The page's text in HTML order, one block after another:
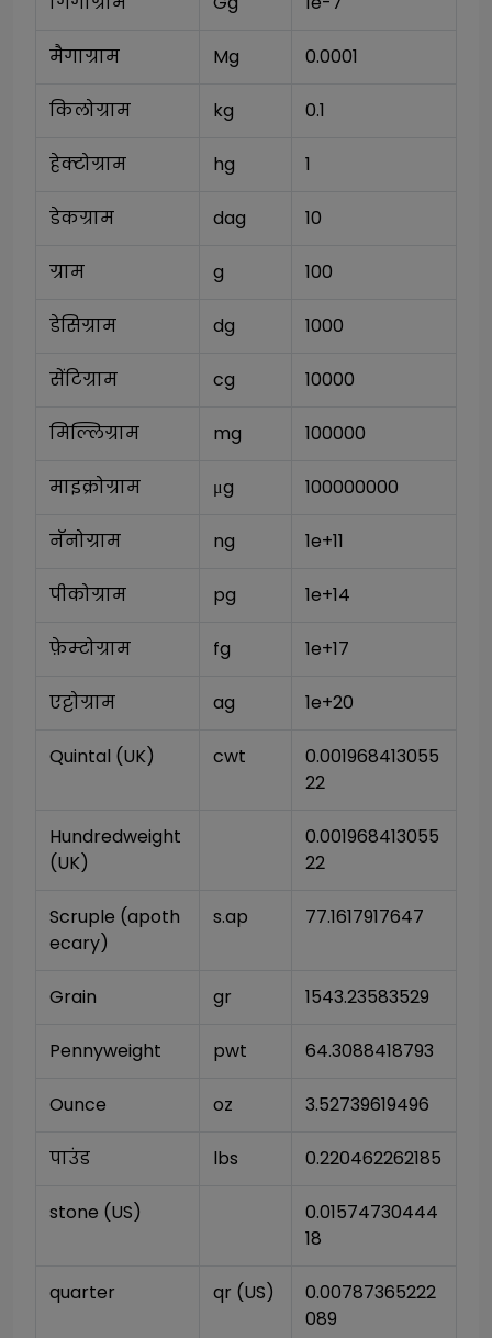
मैगाग्राम Mg 0.0001
किलोग्राम kg 0.1
हेक्टोग्राम hg 1
डेकग्राम dag 10
ग्राम g 100
डेसिग्राम dg 1000
सेंटिग्राम cg 10000
मिल्लिग्राम mg 100000
माइक्रोग्राम μg 100000000
नॅनोग्राम ng 1e+11
पीकोग्राम pg 1e+14
फ़ेम्टोग्राम fg 1e+17
एट्टोग्राम ag 1e+20
Quintal (UK) cwt
0.001968413055
22
Hundredweight
(UK)
0.001968413055
22
Scruple (apoth
ecary)
s.ap 77.1617917647
Grain gr 1543.23583529
Pennyweight pwt 64.3088418793
Ounce oz 3.52739619496
पाउंड lbs 0.220462262185
stone (US)
0.01574730444
18
quarter qr (US)
0.00787365222
089